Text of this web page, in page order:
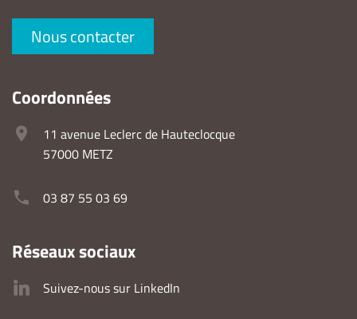
Nous contacter
Coordonnées
11 avenue Leclerc de Hauteclocque
57000 METZ
03 87 55 03 69
Réseaux sociaux
Suivez-nous sur LinkedIn